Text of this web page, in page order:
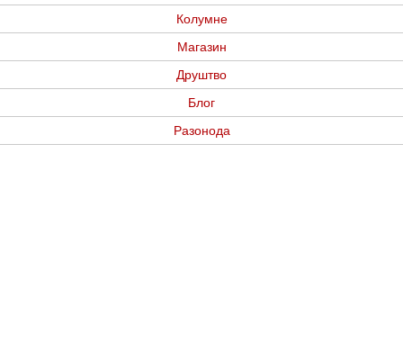
Колумне
Магазин
Друштво
Блог
Разонода